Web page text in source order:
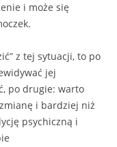
i może się
z tej sytuacji, to po
jej
po drugie: warto
i bardziej niż
psychiczną i